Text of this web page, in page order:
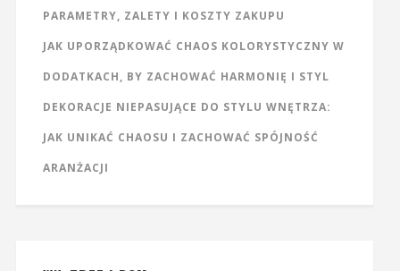
PARAMETRY, ZALETY I KOSZTY ZAKUPU
JAK UPORZĄDKOWAĆ CHAOS KOLORYSTYCZNY W
DODATKACH, BY ZACHOWAĆ HARMONIĘ I STYL
DEKORACJE NIEPASUJĄCE DO STYLU WNĘTRZA:
JAK UNIKAĆ CHAOSU I ZACHOWAĆ SPÓJNOŚĆ
ARANŻACJI